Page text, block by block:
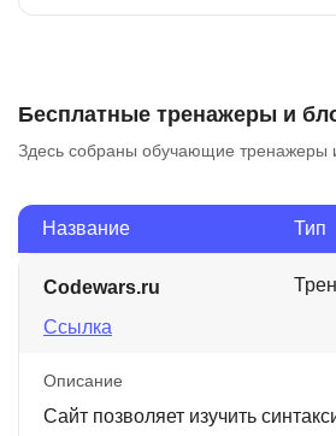
Бесплатные тренажеры и
Здесь собраны обучающие тренажеры и
Название Тип
Codewars.ru
Ссылка
Описание
Сайт позволяет изучить